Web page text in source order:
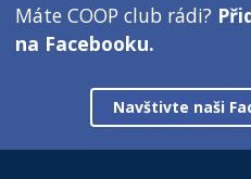
Máte COOP club rádi?
na Facebooku.
Navštivte naši